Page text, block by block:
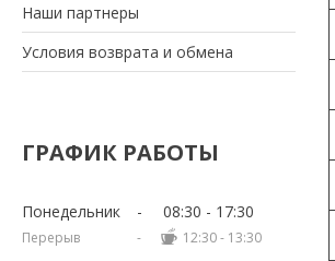
Наши партнеры
Условия возврата и обмена
ГРАФИК РАБОТЫ
Понедельник 08:30 17:30
12:30 13:30